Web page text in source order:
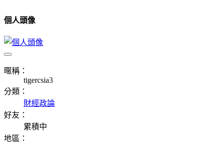
個人頭像
暱稱：
tigercsia3
分類：
財經政論
好友：
累積中
地區：